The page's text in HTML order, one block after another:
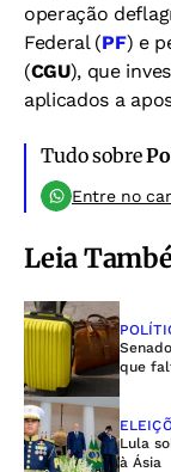
operação
Federal (PF) e
(CGU), que
aplicados a
Tudo sobre
Entre no
Leia
que
Lula
à Ásia